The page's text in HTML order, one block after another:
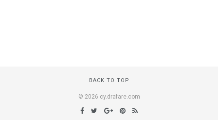
BACK TO TOP
© 2026 cy.drafare.com